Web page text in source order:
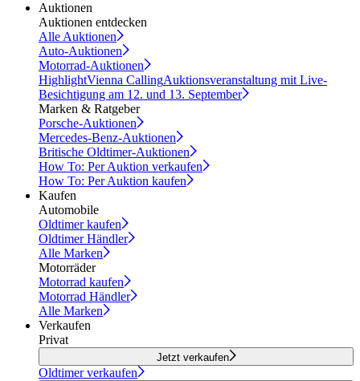
Auktionen
Auktionen entdecken
Alle Auktionen
Auto-Auktionen
Motorrad-Auktionen
HighlightVienna CallingAuktionsveranstaltung mit Live-
Besichtigung am 12. und 13. September
Marken & Ratgeber
Porsche-Auktionen
Mercedes-Benz-Auktionen
Britische Oldtimer-Auktionen
How To: Per Auktion verkaufen
How To: Per Auktion kaufen
Kaufen
Automobile
Oldtimer kaufen
Oldtimer Händler
Alle Marken
Motorräder
Motorrad kaufen
Motorrad Händler
Alle Marken
Verkaufen
Privat
Jetzt verkaufen
Oldtimer verkaufen